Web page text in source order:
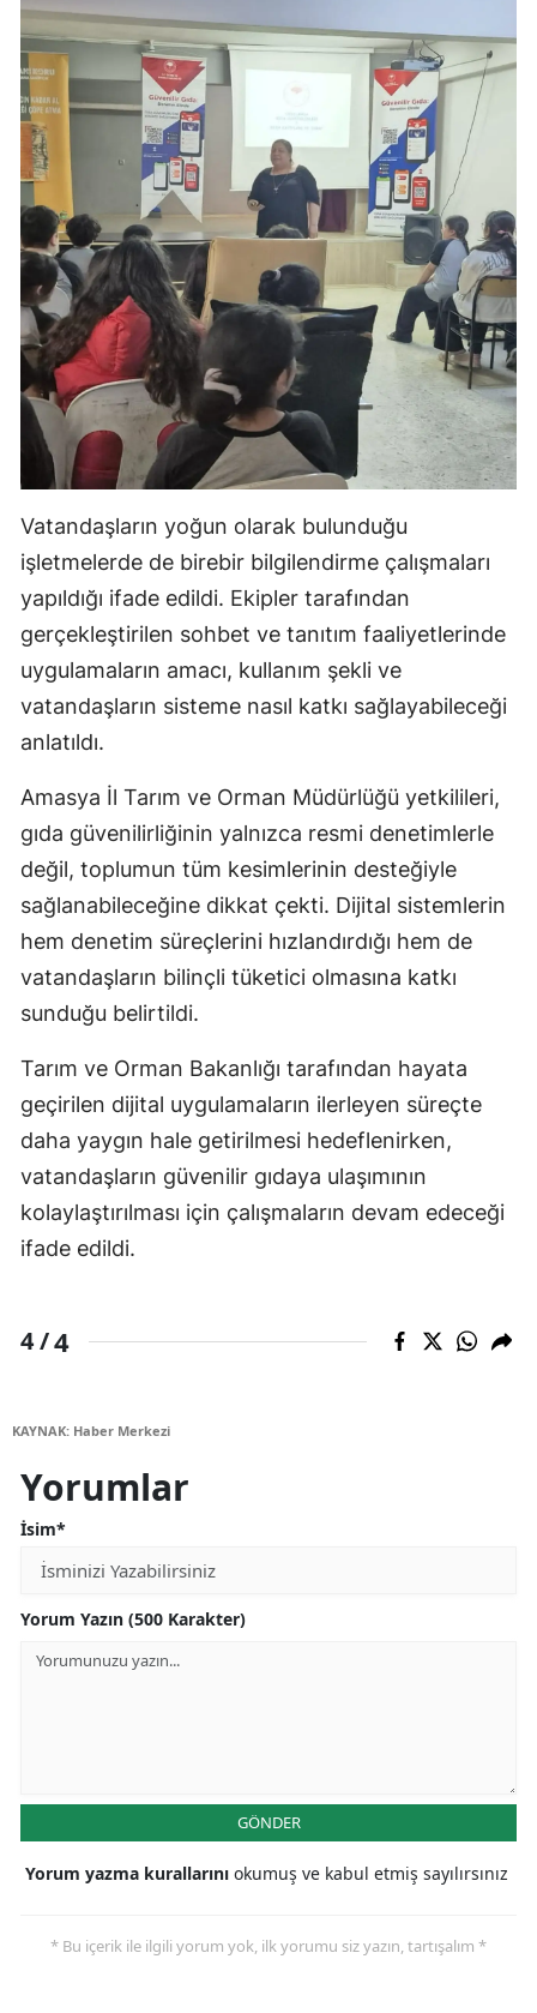
Vatandaşların yoğun olarak bulunduğu
işletmelerde de birebir bilgilendirme çalışmaları
yapıldığı ifade edildi. Ekipler tarafından
gerçekleştirilen sohbet ve tanıtım faaliyetlerinde
uygulamaların amacı, kullanım şekli ve
vatandaşların sisteme nasıl katkı sağlayabileceği
anlatıldı.
Amasya İl Tarım ve Orman Müdürlüğü yetkilileri,
gıda güvenilirliğinin yalnızca resmi denetimlerle
değil, toplumun tüm kesimlerinin desteğiyle
sağlanabileceğine dikkat çekti. Dijital sistemlerin
hem denetim süreçlerini hızlandırdığı hem de
vatandaşların bilinçli tüketici olmasına katkı
sunduğu belirtildi.
Tarım ve Orman Bakanlığı tarafından hayata
geçirilen dijital uygulamaların ilerleyen süreçte
daha yaygın hale getirilmesi hedeflenirken,
vatandaşların güvenilir gıdaya ulaşımının
kolaylaştırılması için çalışmaların devam edeceği
ifade edildi.
4 /4
KAYNAK: Haber Merkezi
Yorumlar
İsim*
Yorum Yazın (500 Karakter)
GÖNDER
Yorum yazma kurallarını okumuş ve kabul etmiş sayılırsınız
* Bu içerik ile ilgili yorum yok, ilk yorumu siz yazın, tartışalım *